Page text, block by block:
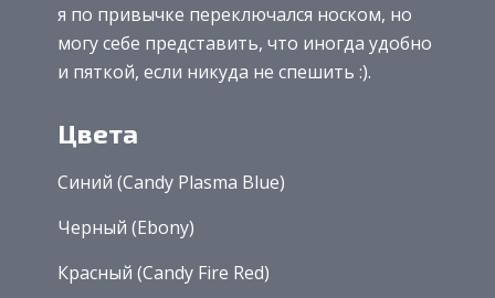
я по привычке переключался носком, но
могу себе представить, что иногда удобно
и пяткой, если никуда не спешить :).
Цвета
Синий (Candy Plasma Blue)
Черный (Ebony)
Красный (Candy Fire Red)